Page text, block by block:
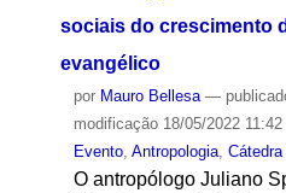
sociais do crescimento
evangélico
por Mauro Bellesa —
modificação18/05/2022 11:42
Evento, Antropologia,
O antropólogo Juliano